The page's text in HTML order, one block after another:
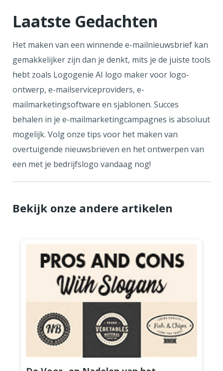
Laatste Gedachten
Het maken van een winnende e-mailnieuwsbrief kan
gemakkelijker zijn dan je denkt, mits je de juiste tools
hebt zoals Logogenie AI logo maker voor logo-
ontwerp, e-mailserviceproviders, e-
mailmarketingsoftware en sjablonen. Succes
behalen in je e-mailmarketingcampagnes is absoluut
mogelijk. Volg onze tips voor het maken van
overtuigende nieuwsbrieven en het ontwerpen van
een met je bedrijfslogo vandaag nog!
Bekijk onze andere artikelen